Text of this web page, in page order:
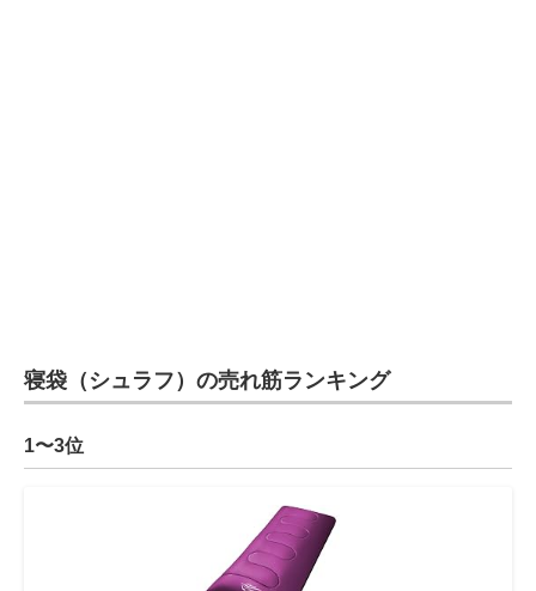
寝袋（シュラフ）の売れ筋ランキング
1〜3位